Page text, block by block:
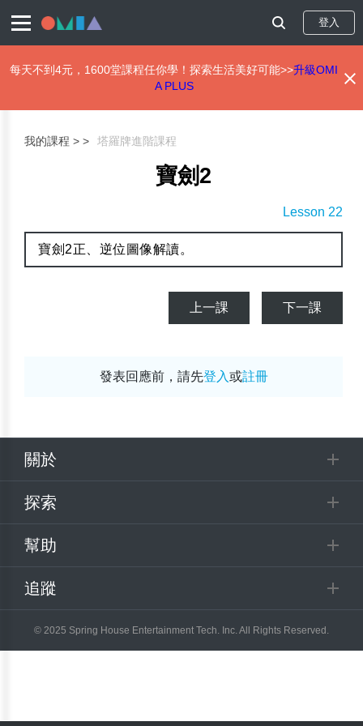
登入
每天不到4元，1600堂課程任你學！探索生活美好可能>>升級OMI
A PLUS
我的課程 > 塔羅牌進階課程
寶劍2
Lesson 22
寶劍2正、逆位圖像解讀。
上一課 下一課
發表回應前，請先登入或註冊
關於
探索
幫助
追蹤
© 2025 Spring House Entertainment Tech. Inc. All Rights Reserved.